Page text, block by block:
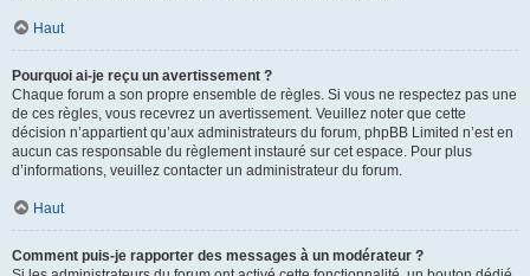
Haut
Pourquoi ai-je reçu un avertissement ?
Chaque forum a son propre ensemble de règles. Si vous ne respectez pas une
de ces règles, vous recevrez un avertissement. Veuillez noter que cette
décision n’appartient qu’aux administrateurs du forum, phpBB Limited n’est en
aucun cas responsable du règlement instauré sur cet espace. Pour plus
d’informations, veuillez contacter un administrateur du forum.
Haut
Comment puis-je rapporter des messages à un modérateur ?